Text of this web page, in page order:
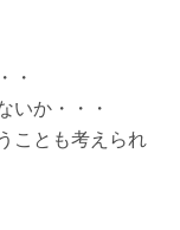
・
いか・・・
ことも考えられ